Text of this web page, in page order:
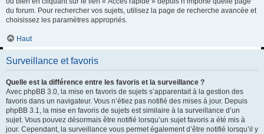
du forum. Pour rechercher vos sujets, utilisez la page de recherche avancée et
choisissez les paramètres appropriés.
Haut
Surveillance et favoris
Quelle est la différence entre les favoris et la surveillance ?
Avec phpBB 3.0, la mise en favoris de sujets s’apparentait à la gestion des
favoris dans un navigateur. Vous n’étiez pas notifié des mises à jour. Depuis
phpBB 3.1, la mise en favoris de sujets est similaire à la surveillance d’un
sujet. Vous pouvez désormais être notifié lorsqu’un sujet favoris a été mis à
jour. Cependant, la surveillance vous permet également d’être notifié lorsqu’il y